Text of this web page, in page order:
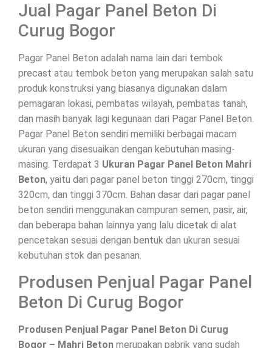
Jual Pagar Panel Beton Di
Curug Bogor
Pagar Panel Beton adalah nama lain dari tembok
precast atau tembok beton yang merupakan salah satu
produk konstruksi yang biasanya digunakan dalam
pemagaran lokasi, pembatas wilayah, pembatas tanah,
dan masih banyak lagi kegunaan dari Pagar Panel Beton.
Pagar Panel Beton sendiri memiliki berbagai macam
ukuran yang disesuaikan dengan kebutuhan masing-
masing. Terdapat 3 Ukuran Pagar Panel Beton Mahri
Beton, yaitu dari pagar panel beton tinggi 270cm, tinggi
320cm, dan tinggi 370cm. Bahan dasar dari pagar panel
beton sendiri menggunakan campuran semen, pasir, air,
dan beberapa bahan lainnya yang lalu dicetak di alat
pencetakan sesuai dengan bentuk dan ukuran sesuai
kebutuhan stok dan pesanan.
Produsen Penjual Pagar Panel
Beton Di Curug Bogor
Produsen Penjual Pagar Panel Beton Di Curug
Bogor – Mahri Beton merupakan pabrik yang sudah